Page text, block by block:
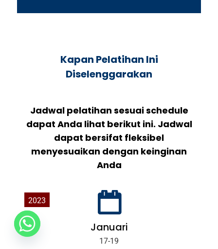
Kapan Pelatihan Ini
Diselenggarakan
Jadwal pelatihan sesuai schedule
dapat Anda lihat berikut ini. Jadwal
dapat bersifat fleksibel
menyesuaikan dengan keinginan
Anda
Januari
17-19
2023